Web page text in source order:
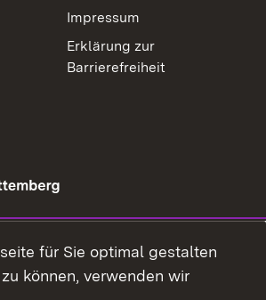
Impressum
Erklärung zur
Barrierefreiheit
für Sie optimal gestalten
können, verwenden wir